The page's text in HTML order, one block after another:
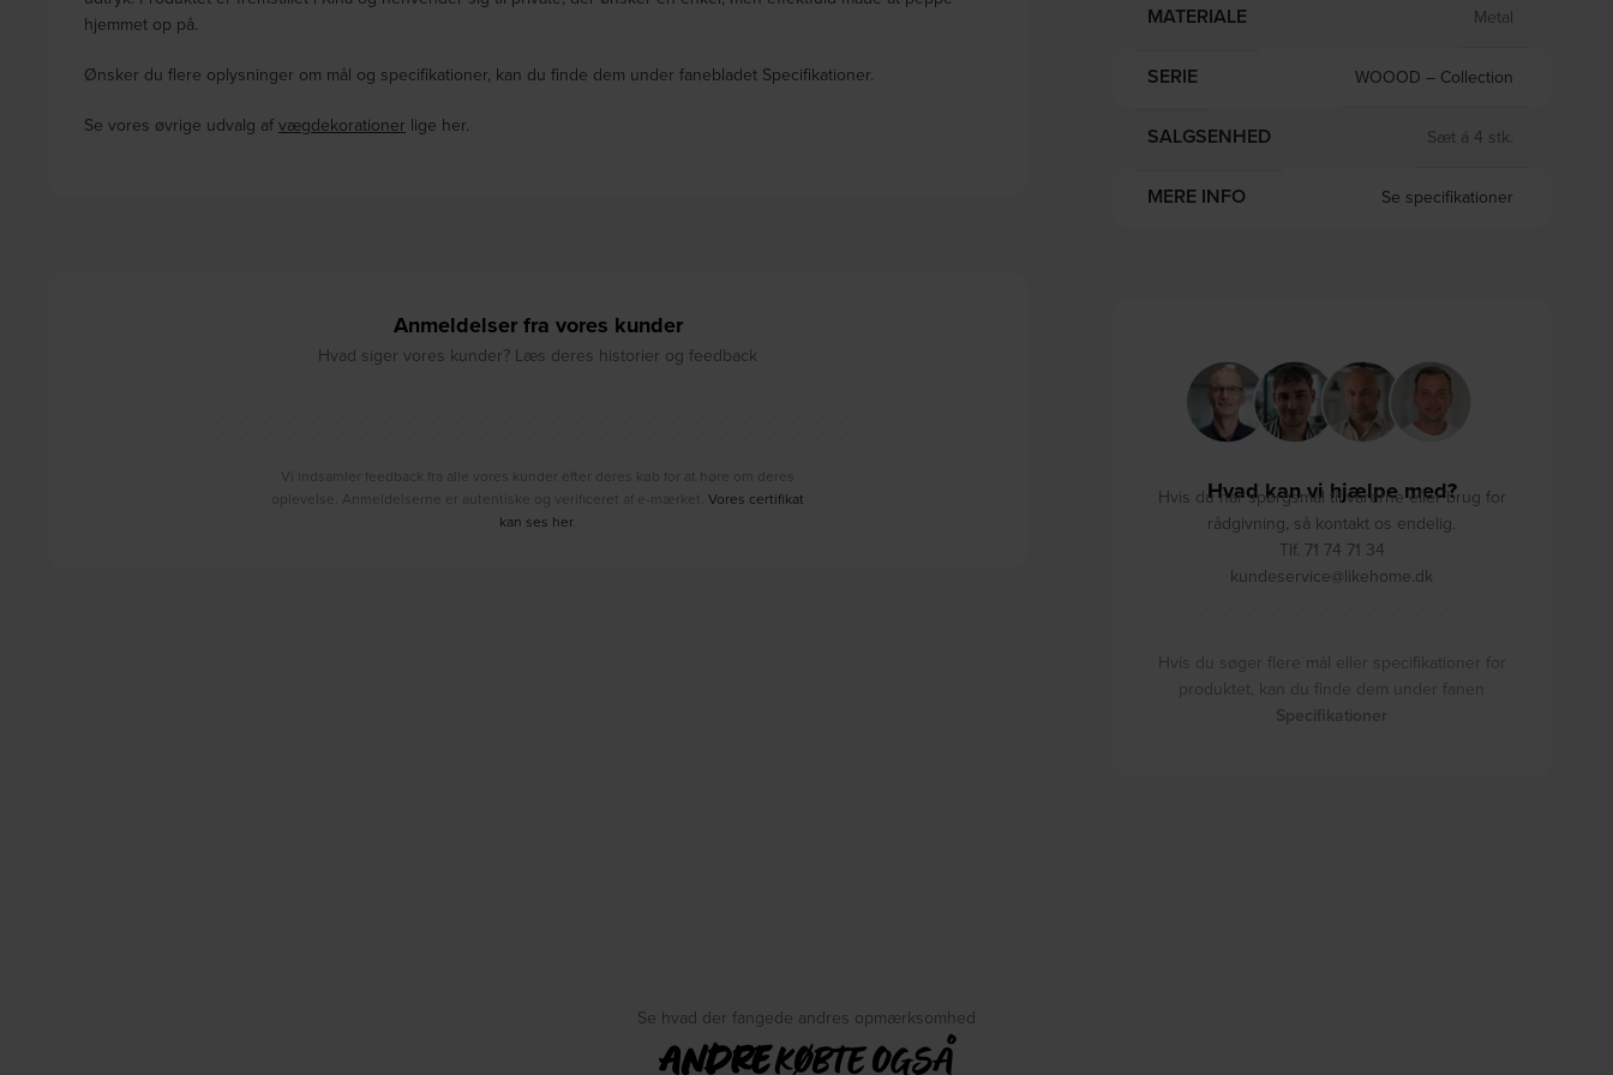
hjemmet op på.
Ønsker du flere oplysninger om mål og specifikationer, kan du finde dem under fanebladet Specifikationer.
Se vores øvrige udvalg afvægdekorationer lige her.
Anmeldelser fra vores kunder
Hvad siger vores kunder? Læs deres historier og feedback
Vi indsamler feedback fra alle vores kunder efter deres køb for at høre om deres
oplevelse. Anmeldelserne er autentiske og verificeret af e-mærket. Vores certifikat
kan ses her.
MATERIALE Metal
SERIE WOOOD – Collection
SALGSENHED Sæt á 4 stk.
MERE INFO Se specifikationer
Hvad kan vi hjælpe med?
Hvis du har spørgsmål til varerne eller brug for
rådgivning, så kontakt os endelig.
Tlf. 71 74 71 34
kundeservice@likehome.dk
Hvis du søger flere mål eller specifikationer for
produktet, kan du finde dem under fanen
Specifikationer
Se hvad der fangede andres opmærksomhed
ANDREKØBTE OGSÅ